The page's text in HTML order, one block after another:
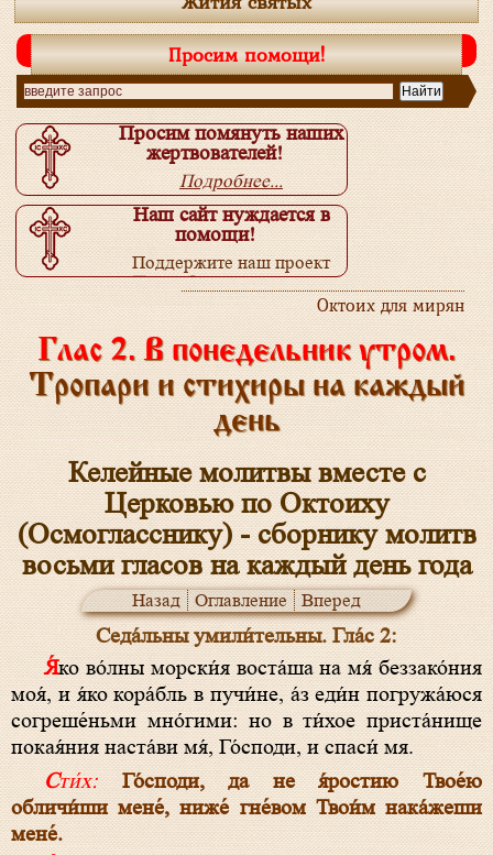
Просим помощи!
Просим помянуть наших
жертвователей!
Подробнее...
Наш сайт нуждается в
помощи!
Поддержите наш проект
Подробнее...
Октоих для мирян
Глас 2. В понедельник утром.
Тропари и стихиры на каждый
день
Келейные молитвы вместе с
Церковью по Октоиху
(Осмогласснику) - сборнику молитв
восьми гласов на каждый день года
Назад Оглавление Вперед
Седа́льны умили́тельны. Гла́с 2:
Я́ко во́лны морски́я воста́ша на мя́ беззако́ния
моя́, и я́ко кора́бль в пучи́не, а́з еди́н погружа́юся
согреше́ньми мно́гими: но в ти́хое приста́нище
покая́ния наста́ви мя́, Го́споди, и спаси́ мя.
Сти́х:
Го́споди, да не я́ростию Твое́ю
обличи́ши мене́, ниже́ гне́вом Твои́м нака́жеши
мене́.